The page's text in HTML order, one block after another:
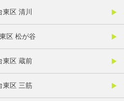
東区 清川
区 松が谷
東区 蔵前
東区 三筋